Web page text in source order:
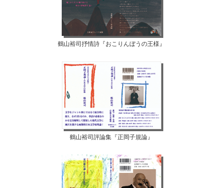
鶴山裕司抒情詩『おこりんぼうの王様』
鶴山裕司評論集『正岡子規論』